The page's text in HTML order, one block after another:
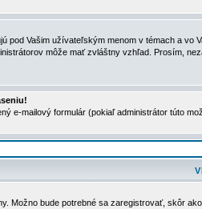
pod Vašim užívateľským menom v témach a
môže mať zvláštny vzhľad. Prosím,
e-mailový formulár (pokiaľ administrátor túto
Možno bude potrebné sa zaregistrovať, skôr